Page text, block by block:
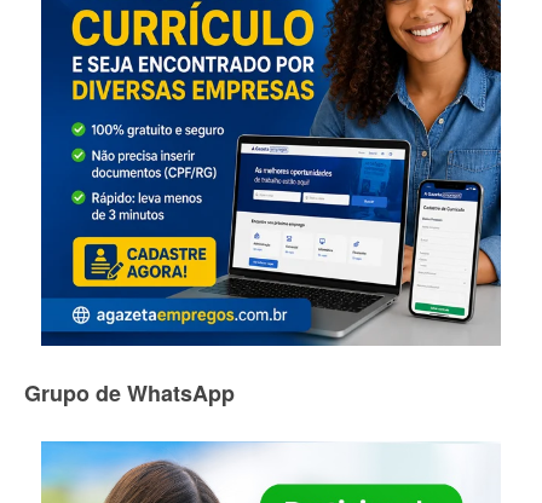
Grupo de WhatsApp